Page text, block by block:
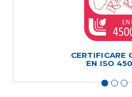
CERTIFICARE
EN ISO